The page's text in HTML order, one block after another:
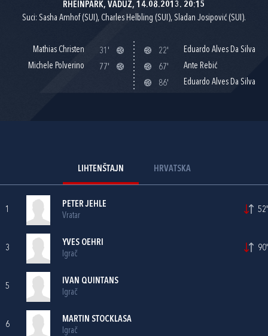
RHEINPARK, VADUZ, 14.08.2013. 20:15
Suci: Sasha Amhof (SUI), Charles Helbling (SUI), Sladan Josipović (SUI).
Mathias Christen
31'
Michele Polverino
77'
22'
Eduardo Alves Da Silva
67'
Ante Rebić
86'
Eduardo Alves Da Silva
LIHTENŠTAJN HRVATSKA
1
PETER JEHLE
Vratar
52'
3
YVES OEHRI
Igrač
90'
5
IVAN QUINTANS
Igrač
6
MARTIN STOCKLASA
Igrač